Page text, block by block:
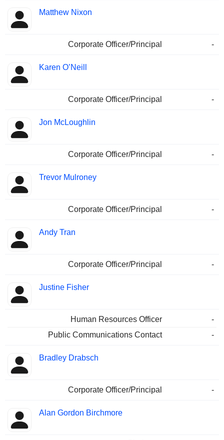
Matthew Nixon
Corporate Officer/Principal -
Karen O’Neill
Corporate Officer/Principal -
Jon McLoughlin
Corporate Officer/Principal -
Trevor Mulroney
Corporate Officer/Principal -
Andy Tran
Corporate Officer/Principal -
Justine Fisher
Human Resources Officer
-
Public Communications Contact
-
Bradley Drabsch
Corporate Officer/Principal -
Alan Gordon Birchmore